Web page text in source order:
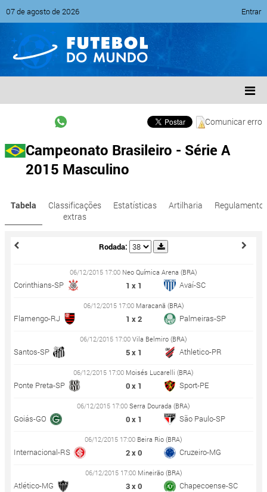
07 de agosto de 2026 Entrar
Comunicar erro
Campeonato Brasileiro - Série A
2015 Masculino
Tabela
Classificações
extras
Estatísticas Artilharia Regulamento
Rodada:
06/12/2015 17:00 Neo Química Arena (BRA)
Corinthians-SP 1 x 1 Avaí-SC
06/12/2015 17:00 Maracanã (BRA)
Flamengo-RJ 1 x 2 Palmeiras-SP
06/12/2015 17:00 Vila Belmiro (BRA)
Santos-SP 5 x 1 Athletico-PR
06/12/2015 17:00 Moisés Lucarelli (BRA)
Ponte Preta-SP 0 x 1 Sport-PE
06/12/2015 17:00 Serra Dourada (BRA)
Goiás-GO 0 x 1 São Paulo-SP
06/12/2015 17:00 Beira Rio (BRA)
Internacional-RS 2 x 0 Cruzeiro-MG
06/12/2015 17:00 Mineirão (BRA)
Atlético-MG 3 x 0 Chapecoense-SC